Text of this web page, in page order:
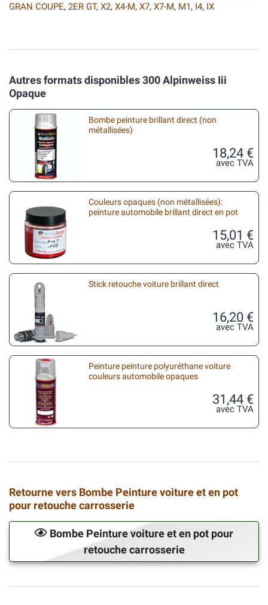
GRAN COUPE, 2ER GT, X2, X4-M, X7, X7-M, M1, I4, IX
Autres formats disponibles 300 Alpinweiss Iii
Opaque
Bombe peinture brillant direct (non
métallisées)
18,24 €
avec TVA
Couleurs opaques (non métallisées):
peinture automobile brillant direct en pot
15,01 €
avec TVA
Stick retouche voiture brillant direct
16,20 €
avec TVA
Peinture peinture polyuréthane voiture
couleurs automobile opaques
31,44 €
avec TVA
Retourne vers Bombe Peinture voiture et en pot
pour retouche carrosserie
Bombe Peinture voiture et en pot pour
retouche carrosserie